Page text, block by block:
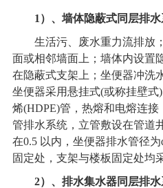
1 ）、墙体隐蔽式同层排水
生活污、废水重力流排放
面或相邻墙面上；墙体内设置
在隐蔽式支架上；坐便器冲洗
坐便器采用悬挂式(或称挂壁
烯(HDPE)管，热熔和电熔连
管排水系统，立管敷设在管道
在0.5 以内，坐便器排水管径
固定处，支架与楼板固定处均
2）、排水集水器同层排水